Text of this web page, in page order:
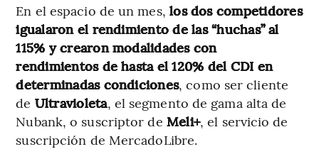
En el espacio de un mes, los dos competidores
igualaron el rendimiento de las “huchas” al
115% y crearon modalidades con
rendimientos de hasta el 120% del CDI en
determinadas condiciones, como ser cliente
de Ultravioleta, el segmento de gama alta de
Nubank, o suscriptor de Meli+, el servicio de
suscripción de MercadoLibre.